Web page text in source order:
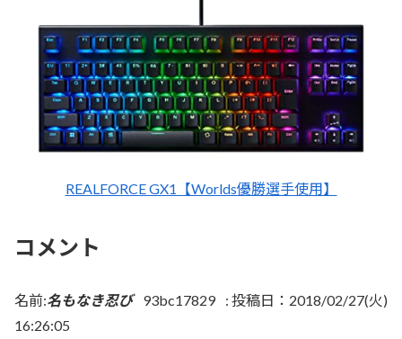
REALFORCE GX1【Worlds優勝選手使用】
コメント
名前:名もなき忍び 93bc17829 : 投稿日：2018/02/27(火)
16:26:05